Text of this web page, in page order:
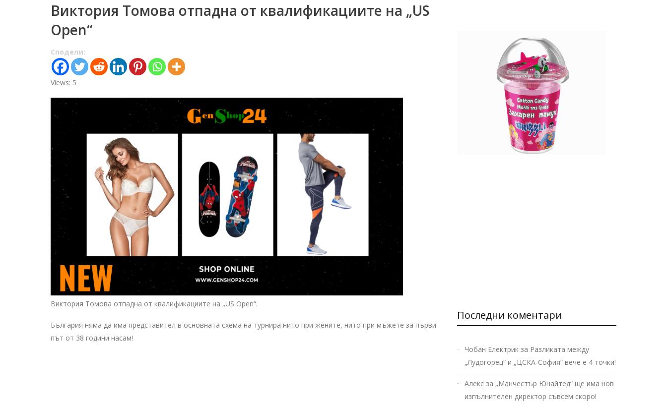
Виктория Томова отпадна от квалификациите на „US
Open“
Сподели:
Views: 5
Виктория Томова отпадна от квалификациите на „US Open“.
България няма да има представител в основната схема на турнира нито при жените, нито при мъжете за първи
път от 38 години насам!
Последни коментари
Чобан Електрик за Разликата между
„Лудогорец“ и „ЦСКА-София“ вече е 4 точки!
Алекс за „Манчестър Юнайтед“ ще има нов
изпълнителен директор съвсем скоро!